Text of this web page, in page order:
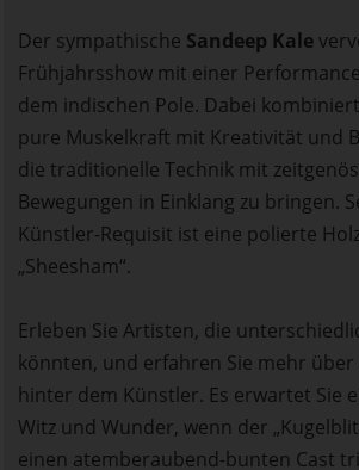
Der sympathische Sandeep Kale
Frühjahrsshow mit einer
dem indischen Pole. Dabei
pure Muskelkraft mit Kreativität und
die traditionelle Technik mit
Bewegungen in Einklang zu bringen.
Künstler-Requisit ist eine polierte
„Sheesham“.
Erleben Sie Artisten, die
könnten, und erfahren Sie mehr über
hinter dem Künstler. Es erwartet Sie
Witz und Wunder, wenn der
einen atemberaubend-bunten Cast